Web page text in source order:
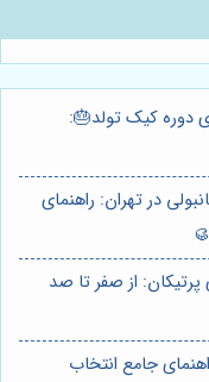
دوره کیک تولد🎂:
در تهران: راهنمای
از صفر تا صد
جامع انتخاب